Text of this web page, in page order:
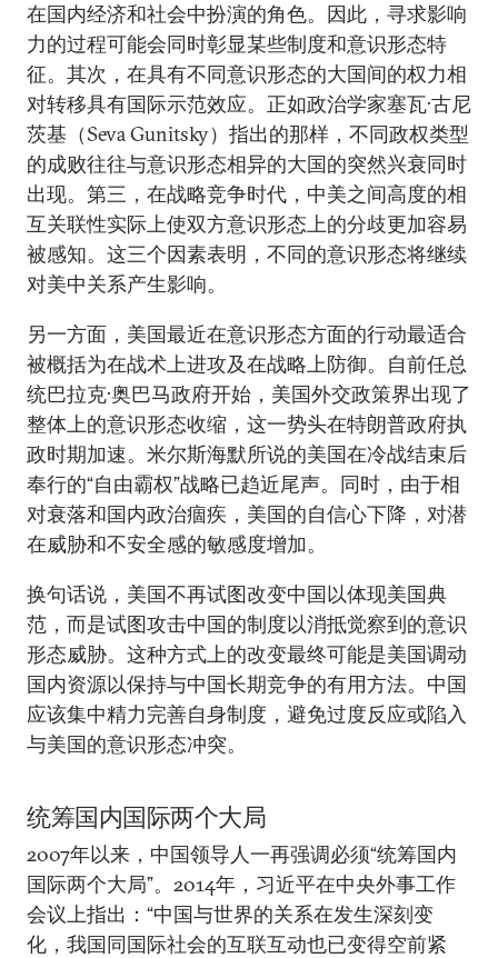
在国内经济和社会中扮演的角色。因此，寻求影响
力的过程可能会同时彰显某些制度和意识形态特
征。其次，在具有不同意识形态的大国间的权力相
对转移具有国际示范效应。正如政治学家塞瓦·古尼
茨基（Seva Gunitsky）指出的那样，不同政权类型
的成败往往与意识形态相异的大国的突然兴衰同时
出现。第三，在战略竞争时代，中美之间高度的相
互关联性实际上使双方意识形态上的分歧更加容易
被感知。这三个因素表明，不同的意识形态将继续
对美中关系产生影响。
另一方面，美国最近在意识形态方面的行动最适合
被概括为在战术上进攻及在战略上防御。自前任总
统巴拉克·奥巴马政府开始，美国外交政策界出现了
整体上的意识形态收缩，这一势头在特朗普政府执
政时期加速。米尔斯海默所说的美国在冷战结束后
奉行的“自由霸权”战略已趋近尾声。同时，由于相
对衰落和国内政治痼疾，美国的自信心下降，对潜
在威胁和不安全感的敏感度增加。
换句话说，美国不再试图改变中国以体现美国典
范，而是试图攻击中国的制度以消抵觉察到的意识
形态威胁。这种方式上的改变最终可能是美国调动
国内资源以保持与中国长期竞争的有用方法。中国
应该集中精力完善自身制度，避免过度反应或陷入
与美国的意识形态冲突。
统筹国内国际两个大局
2007年以来，中国领导人一再强调必须“统筹国内
国际两个大局”。2014年，习近平在中央外事工作
会议上指出：“中国与世界的关系在发生深刻变
化，我国同国际社会的互联互动也已变得空前紧